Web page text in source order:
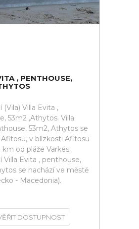
, PENTHOUSE,
(Vila) Villa Evita ,
53m2 ,Athytos. Villa
53m2, Athytos se
v blízkosti Afitosu
km od pláže Varkes.
Villa Evita , penthouse,
se nachází ve městě
- Macedonia).
DOSTUPNOST